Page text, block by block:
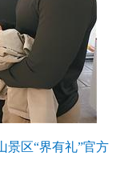
景区“界有礼”官方